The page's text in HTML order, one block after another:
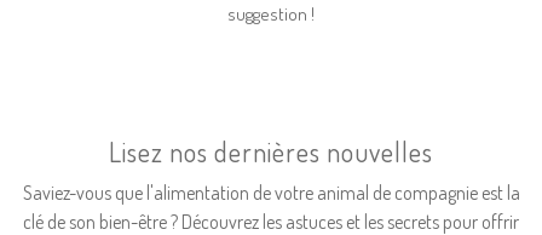
suggestion !
Lisez nos dernières nouvelles
Saviez-vous que l'alimentation de votre animal de compagnie est la
clé de son bien-être ? Découvrez les astuces et les secrets pour offrir